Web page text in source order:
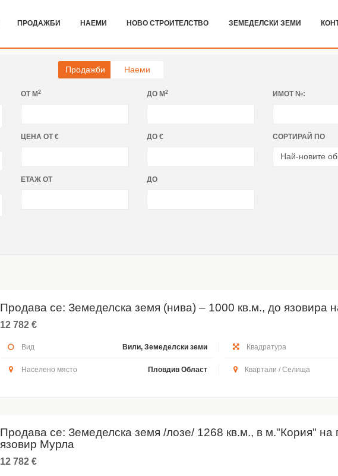
ПРОДАЖБИ НАЕМИ НОВО СТРОИТЕЛСТВО ЗЕМЕДЕЛСКИ ЗЕМИ
Продажби Наеми
ОТ M2 ДО M2
ЦЕНА ОТ € ДО €
ЕТАЖ ОТ ДО
ИМОТ №:
СОРТИРАЙ ПО
Продава се: Земеделска земя (нива) – 1000 кв.м., до язовира
12 782 €
Вид Вили, Земеделски земи Квадратура
Населено място Пловдив Област Квартали / Селища
Продава се: Земеделска земя /лозе/ 1268 кв.м., в м."Кория" на
язовир Мурла
12 782 €